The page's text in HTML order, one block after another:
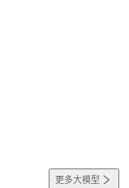
更多大模型